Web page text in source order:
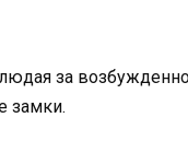
за
замки.